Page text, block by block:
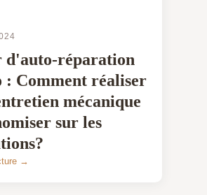
d'auto-réparation
: Comment réaliser
mécanique
sur les
→